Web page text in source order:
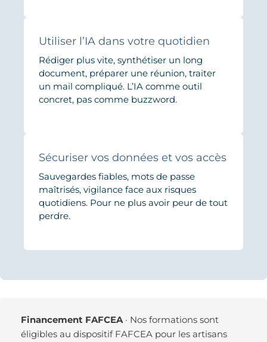
Utiliser l’IA dans votre quotidien
Rédiger plus vite, synthétiser un long
document, préparer une réunion, traiter
un mail compliqué. L’IA comme outil
concret, pas comme buzzword.
Sécuriser vos données et vos accès
Sauvegardes fiables, mots de passe
maîtrisés, vigilance face aux risques
quotidiens. Pour ne plus avoir peur de tout
perdre.
Financement FAFCEA· Nos formations sont
éligibles au dispositif FAFCEA pour les artisans